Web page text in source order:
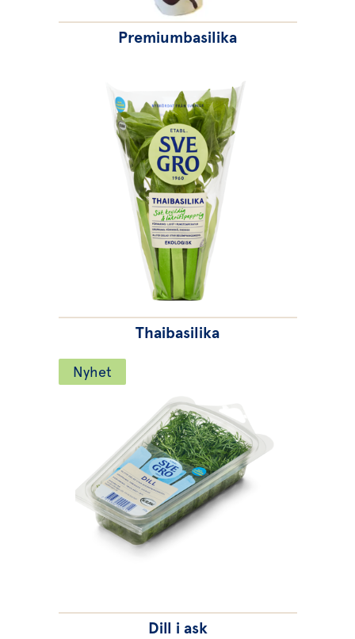
Premiumbasilika
Thaibasilika
Nyhet
Dill i ask